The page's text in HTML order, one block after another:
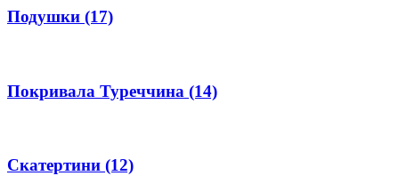
Подушки (17)
Покривала Туреччина (14)
Скатертини (12)